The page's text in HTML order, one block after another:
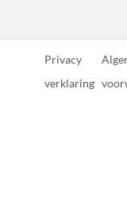
Privacy
verklaring